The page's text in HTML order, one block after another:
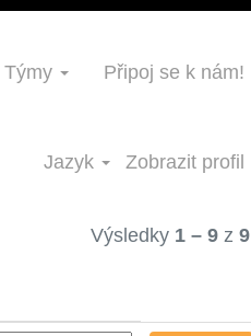
Týmy Připoj se k nám!
Jazyk Zobrazit profil
Výsledky 1 – 9 z 9